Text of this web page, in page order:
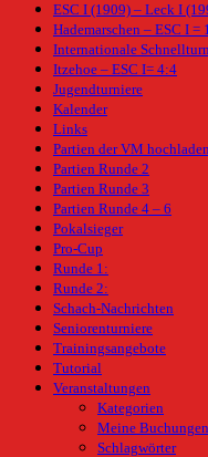
ESC I (1909) – Leck I
Hademarschen – ESC I =
Internationale
Itzehoe – ESC I= 4:4
Jugendturniere
Kalender
Links
Partien der VM hochladen
Partien Runde 2
Partien Runde 3
Partien Runde 4 – 6
Pokalsieger
Pro-Cup
Runde 1:
Runde 2:
Schach-Nachrichten
Seniorenturniere
Trainingsangebote
Tutorial
Veranstaltungen
Kategorien
Meine Buchungen
Schlagwörter